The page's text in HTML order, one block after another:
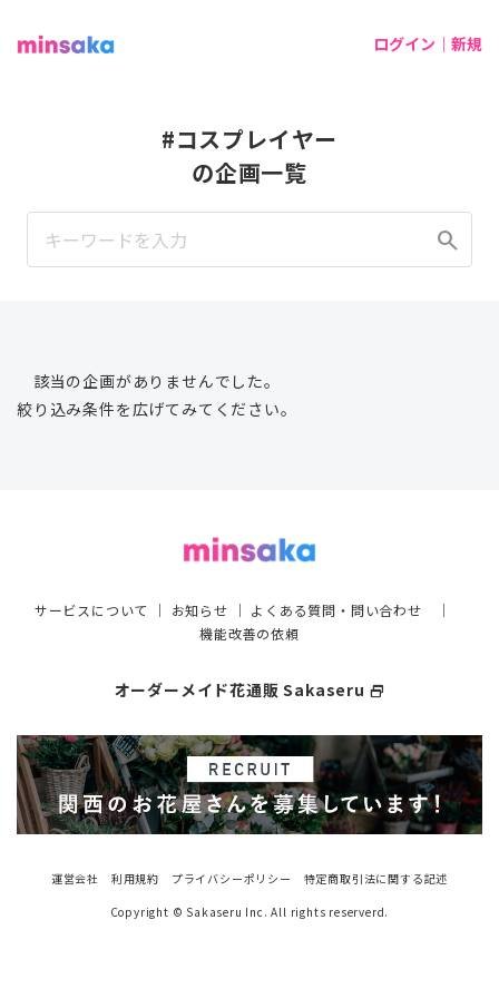
ログイン｜新規
#コスプレイヤー
の企画一覧
search
該当の企画がありませんでした。
絞り込み条件を広げてみてください。
サービスについて ｜ お知らせ ｜ よくある質問・問い合わせ ｜
機能改善の依頼
オーダーメイド花通販 Sakaseru select_window
運営会社 利用規約 プライバシーポリシー
特定商取引法に関する記述
Copyright © Sakaseru Inc. All rights reserverd.